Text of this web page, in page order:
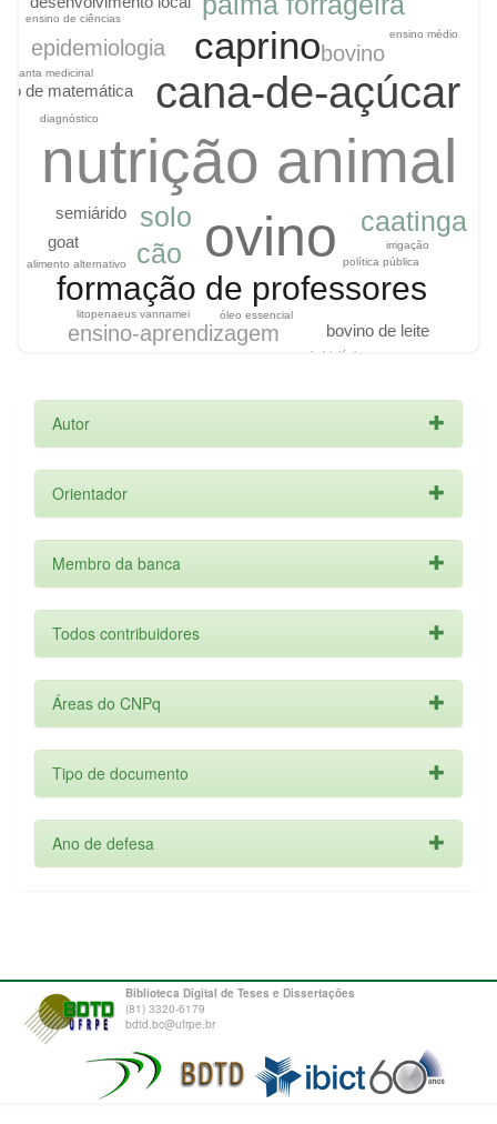
nutrição animal
ovino
cana-de-açúcar
caprino
formação de professores
cão
caatinga
solo
bovino
ensino-aprendizagem
epidemiologia
de matemática
semiárido
bovino de leite
goat irrigação
controle biológico
ensino de ciências
litopenaeus vannamei
planta medicinal
óleo essencial
política pública
diagnóstico
ensino médio
alimento alternativo
Autor
Orientador
Membro da banca
Todos contribuidores
Áreas do CNPq
Tipo de documento
Ano de defesa
Biblioteca Digital de Teses e Dissertações
(81) 3320-6179
bdtd.bc@ufrpe.br